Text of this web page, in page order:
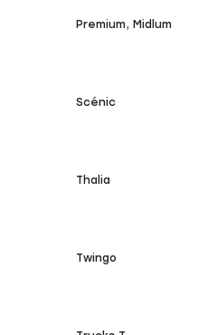
Premium, Midlum
Scénic
Thalia
Twingo